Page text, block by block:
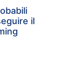
il